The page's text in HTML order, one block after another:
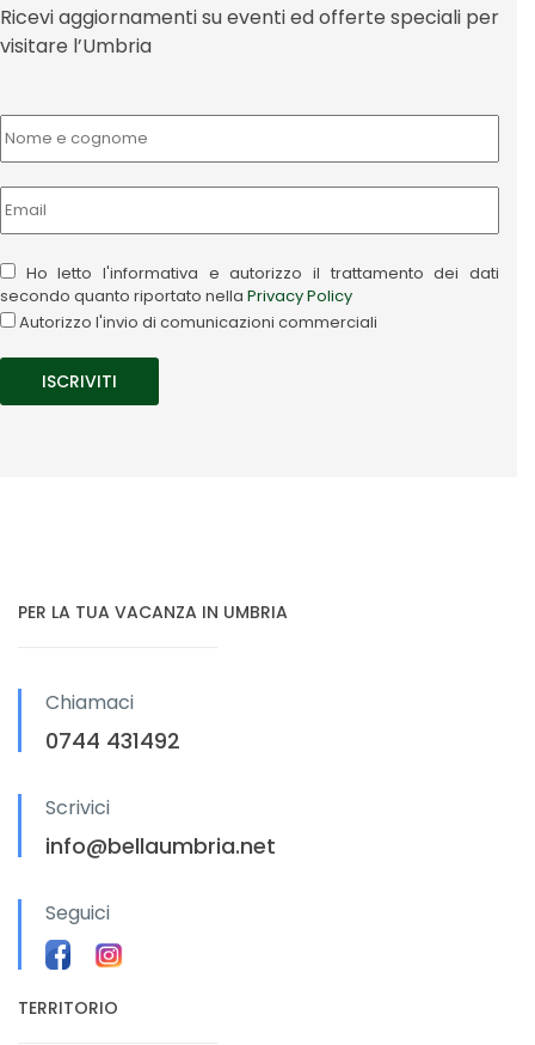
Ricevi aggiornamenti su eventi ed offerte speciali per
visitare l’Umbria
Ho letto l'informativa e autorizzo il trattamento dei dati
secondo quanto riportato nella Privacy Policy
Autorizzo l'invio di comunicazioni commerciali
PER LA TUA VACANZA IN UMBRIA
Chiamaci
0744 431492
Scrivici
info@bellaumbria.net
Seguici
TERRITORIO